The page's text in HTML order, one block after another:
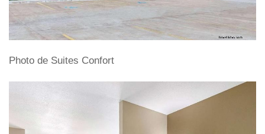
Photo de Suites Confort